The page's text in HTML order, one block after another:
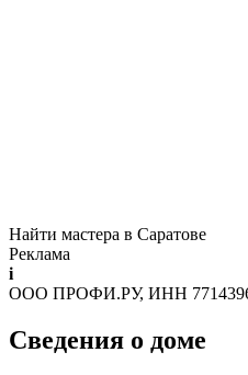
Найти мастера в Саратове
Реклама
i
ООО ПРОФИ.РУ, ИНН
Сведения о доме